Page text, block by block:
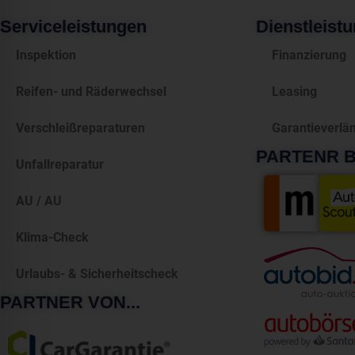
Serviceleistungen
Inspektion
Reifen- und Räderwechsel
Verschleißreparaturen
Unfallreparatur
AU / AU
Klima-Check
Urlaubs- & Sicherheitscheck
PARTNER VON...
Finanzierung
Leasing
PARTENR